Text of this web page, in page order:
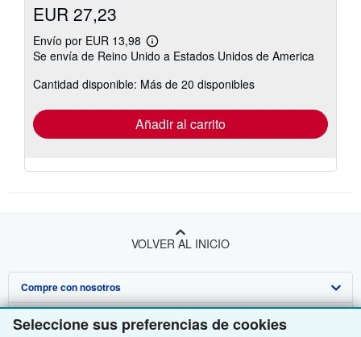
Seleccione sus preferencias de cookies
EUR 27,23
Envío por EUR 13,98
Más
información
las
envío
Se envía de Reino Unido a Estados Unidos de America
Cantidad disponible: Más de 20 disponibles
Añadir al carrito
VOLVER AL INICIO
Compre con nosotros
Búsqueda avanzada
Venda con nosotros